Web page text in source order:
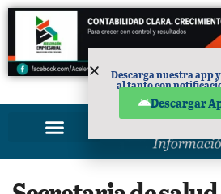
PUBLICIDAD
Descarga nuestra app
al tanto con
Descargar